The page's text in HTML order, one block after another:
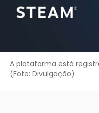
A plataforma está
(Foto: Divulgação)